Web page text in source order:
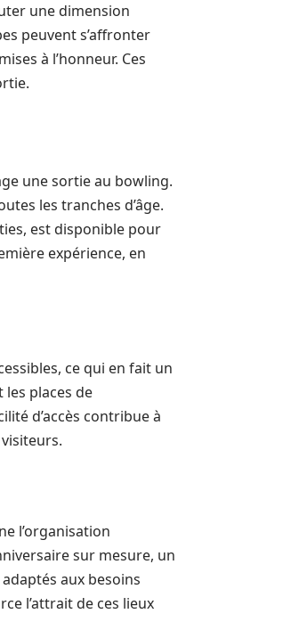
une dimension
peuvent s’affronter
à l’honneur. Ces
une sortie au bowling.
les tranches d’âge.
est disponible pour
expérience, en
ce qui en fait un
places de
d’accès contribue à
l’organisation
sur mesure, un
aux besoins
l’attrait de ces lieux